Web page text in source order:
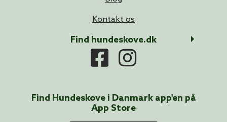
Kontakt os
Find hundeskove.dk
Find Hundeskove i Danmark app'en på
App Store